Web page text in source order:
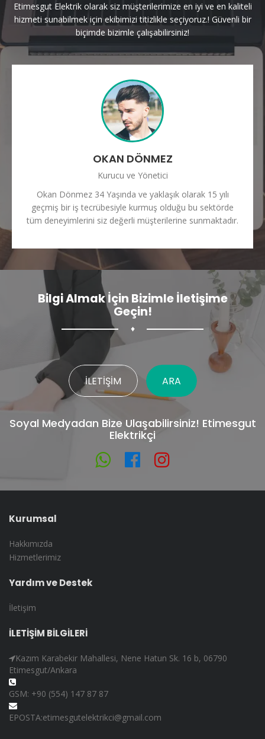
Etimesgut Elektrik olarak siz müşterilerimize en iyi ve en kaliteli
hizmeti sunabilmek için ekibimizi titizlikle seçiyoruz.! Güvenli bir
biçimde bizimle çalışabilirsiniz!
OKAN DÖNMEZ
Kurucu ve Yönetici
Okan Dönmez 34 Yaşında ve yaklaşık olarak 15 yılı
geçmiş bir iş tecrübesiyle kurmuş olduğu bu sektörde
tüm deneyimlerini siz değerli müşterilerine sunmaktadır.
Bilgi Almak İçin Bizimle İletişime
Geçin!
♦
İLETIŞIM ARA
Soyal Medyadan Bize Ulaşabilirsiniz! Etimesgut
Elektrikçi
Kurumsal
Hakkımızda
Hizmetlerimiz
Yardım ve Destek
İletişim
İLETİŞİM BİLGİLERİ
Kazım Karabekir Mahallesi, Nene Hatun Sk. 16 b, 06790
Etimesgut/Ankara
GSM: +90 (554) 147 87 87
EPOSTA:etimesgutelektrikci@gmail.com